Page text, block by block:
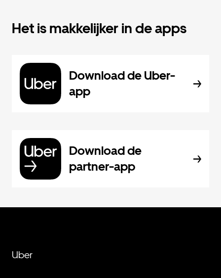
Het is makkelijker in de apps
Download de Uber-
app
Download de
partner-app
Uber